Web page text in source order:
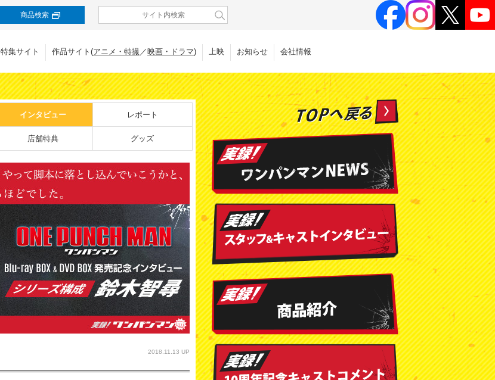
商品検索
特集サイト 作品サイト(アニメ・特撮／映画・ドラマ) 上映 お知らせ 会社情報
インタビュー レポート
店舗特典 グッズ
2018.11.13 UP